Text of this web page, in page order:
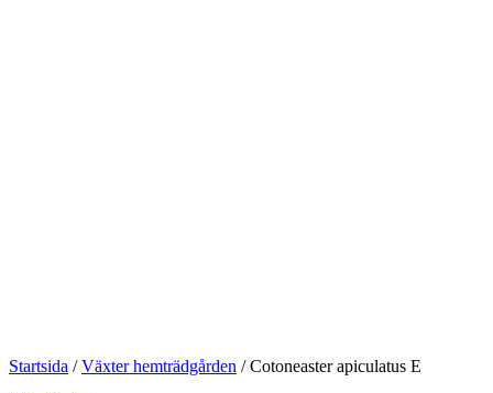
Startsida /Växter hemträdgården /Cotoneaster apiculatus E